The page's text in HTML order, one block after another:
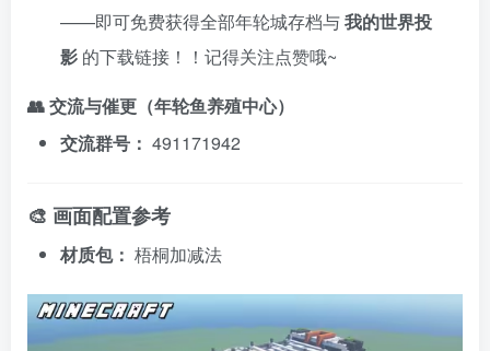
——即可免费获得全部年轮城存档与我的世界投
影 的下载链接！！记得关注点赞哦~
👥 交流与催更（年轮鱼养殖中心）
交流群号： 491171942
🎨 画面配置参考
材质包： 梧桐加减法